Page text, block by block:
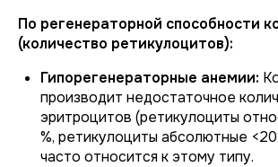
По регенераторной способности
(количество ретикулоцитов):
Гипорегенераторные анемии:
производит недостаточное
эритроцитов (ретикулоциты
%, ретикулоциты абсолютные
часто относится к этому типу.